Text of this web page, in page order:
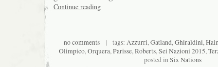
Continue reading
no comments| tags: Azzurri,Gatland,Ghiraldini,
Olimpico,Orquera,Parisse,Roberts,Sei Nazioni 2015,
posted inSix Nations